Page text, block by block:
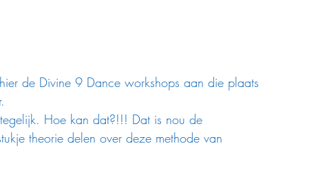
de Divine 9 Dance workshops aan die plaats
Hoe kan dat?!!! Dat is nou de
theorie delen over deze methode van